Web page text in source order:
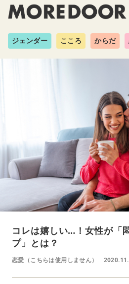
ジェンダー こころ からだ
コレは嬉しい…！女性が「
プ」とは？
恋愛（こちらは使用しません）